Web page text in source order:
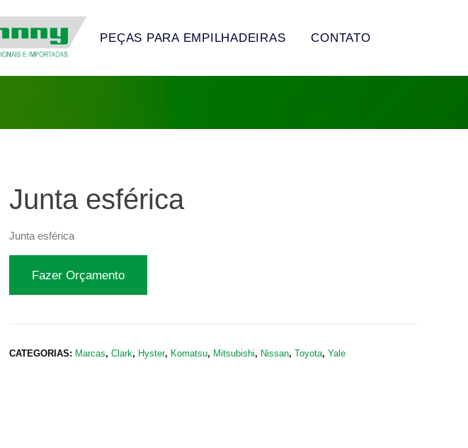
PEÇAS PARA EMPILHADEIRAS CONTATO
Junta esférica
Junta esférica
Fazer Orçamento
CATEGORIAS: Marcas, Clark, Hyster, Komatsu, Mitsubishi, Nissan, Toyota, Yale